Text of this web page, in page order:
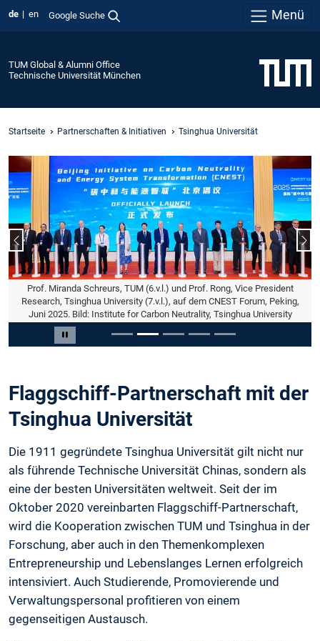
de en Google Suche Menü
TUM Global & Alumni Office
Technische Universität München
Startseite Partnerschaften & Initiativen Tsinghua Universität
Carousel pausieren
Prof. Miranda Schreurs, TUM (6.v.l.) und Prof. Rong, Vice President
Research, Tsinghua University (7.v.l.), auf dem CNEST Forum, Peking,
Juni 2025. Bild: Institute for Carbon Neutrality, Tsinghua University
Vorheriger Slide
Slide 2 von 5
Flaggschiff-Partnerschaft mit der
Tsinghua Universität
Die 1911 gegründete Tsinghua Universität gilt nicht nur
als führende Technische Universität Chinas, sondern als
eine der besten Universitäten weltweit. Seit der im
Oktober 2020 vereinbarten Flaggschiff-Partnerschaft,
wird die Kooperation zwischen TUM und Tsinghua in der
Forschung, aber auch in den Themenkomplexen
Entrepreneurship und Lebenslanges Lernen erfolgreich
intensiviert. Auch Studierende, Promovierende und
Verwaltungspersonal profitieren von einem
gegenseitigen Austausch.